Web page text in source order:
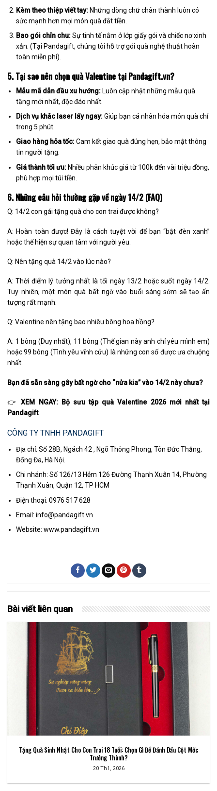
Kèm theo thiệp viết tay: Những dòng chữ chân thành luôn có
sức mạnh hơn mọi món quà đắt tiền.
Bao gói chỉn chu:Sự tinh tế nằm ở lớp giấy gói và chiếc nơ xinh
xắn. (Tại Pandagift, chúng tôi hỗ trợ gói quà nghệ thuật hoàn
toàn miễn phí).
5. Tại sao nên chọn quà Valentine tại Pandagift.vn?
Mẫu mã dẫn đầu xu hướng: Luôn cập nhật những mẫu quà
tặng mới nhất, độc đáo nhất.
Dịch vụ khắc laser lấy ngay:Giúp bạn cá nhân hóa món quà chỉ
trong 5 phút.
Giao hàng hỏa tốc:Cam kết giao quà đúng hẹn, bảo mật thông
tin người tặng.
Giá thành tối ưu: Nhiều phân khúc giá từ 100k đến vài triệu đồng,
phù hợp mọi túi tiền.
6. Những câu hỏi thường gặp về ngày 14/2 (FAQ)
Q: 14/2 con gái tặng quà cho con trai được không?
A: Hoàn toàn được! Đây là cách tuyệt vời để bạn “bật đèn xanh”
hoặc thể hiện sự quan tâm với người yêu.
Q: Nên tặng quà 14/2 vào lúc nào?
A: Thời điểm lý tưởng nhất là tối ngày 13/2 hoặc suốt ngày 14/2.
Tuy nhiên, một món quà bất ngờ vào buổi sáng sớm sẽ tạo ấn
tượng rất mạnh.
Q: Valentine nên tặng bao nhiêu bông hoa hồng?
A: 1 bông (Duy nhất), 11 bông (Thế gian này anh chỉ yêu mình em)
hoặc 99 bông (Tình yêu vĩnh cửu) là những con số được ưa chuộng
nhất.
Bạn đã sẵn sàng gây bất ngờ cho “nửa kia” vào 14/2 này chưa?
👉XEM NGAY:
Bộ sưu tập quà Valentine 2026 mới nhất tại
Pandagift
CÔNG TY TNHH PANDAGIFT
Địa chỉ: Số 28B, Ngách 42 , Ngõ Thông Phong, Tôn Đức Thắng,
Đống Đa, Hà Nội.
Chi nhánh: Số 126/13 Hẻm 126 Đường Thạnh Xuân 14, Phường
Thạnh Xuân, Quận 12, TP HCM
Điện thoại: 0976 517 628
Email: info@pandagift.vn
Website: www.pandagift.vn
Bài viết liên quan
Tặng Quà Sinh Nhật Cho Con Trai 18 Tuổi: Chọn Gì Để Đánh Dấu Cột Mốc
Trưởng Thành?
20 Th1, 2026